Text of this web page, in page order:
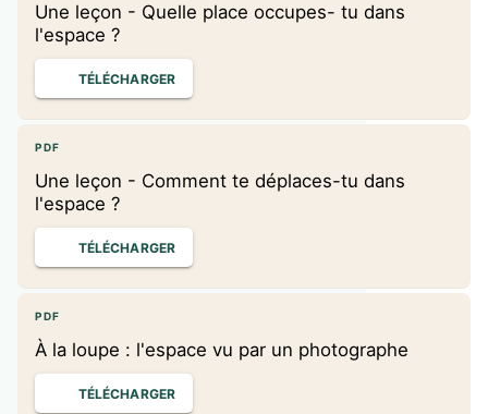
Une leçon - Quelle place occupes- tu dans
l'espace ?
TÉLÉCHARGER
PDF
Une leçon - Comment te déplaces-tu dans
l'espace ?
TÉLÉCHARGER
PDF
À la loupe : l'espace vu par un photographe
TÉLÉCHARGER